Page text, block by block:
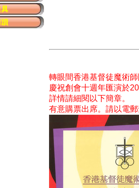
轉眼間香港基督徒魔術
慶祝創會十週年匯演於
詳情請細閱以下簡章。
有意購票出席。請以電